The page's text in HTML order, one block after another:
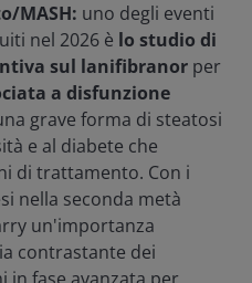
MASH: uno degli eventi
nel 2026 è lo studio di
sul lanifibranor per
a disfunzione
grave forma di steatosi
e al diabete che
di trattamento. Con i
nella seconda metà
un'importanza
contrastante dei